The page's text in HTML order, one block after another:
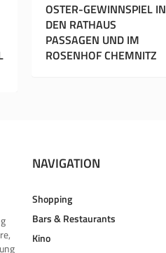
OSTER-GEWINNSPIEL IN
DEN RATHAUS
PASSAGEN UND IM
ROSENHOF CHEMNITZ
NAVIGATION
Shopping
Bars & Restaurants
Kino